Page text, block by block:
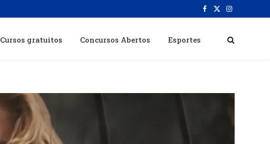
Facebook
X
Instagram
Cursos gratuitos Concursos Abertos Esportes